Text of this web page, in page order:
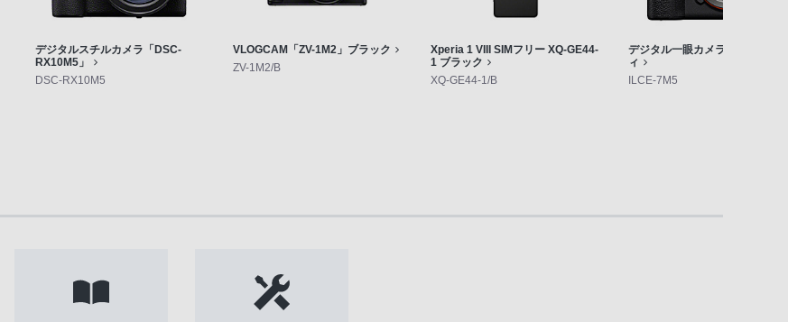
デジタルスチルカメラ「DSC-
RX10M5」
DSC-RX10M5
VLOGCAM「ZV-1M2」ブラック
ZV-1M2/B
Xperia 1 VIII SIMフリー XQ-GE44-
1 ブラック
XQ-GE44-1/B
デジタル一眼カメラ「α7 V」ボ
ィ
ILCE-7M5